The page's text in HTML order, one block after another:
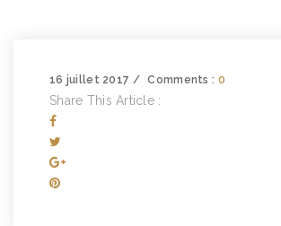
16 juillet 2017 Comments : 0
Share This Article :